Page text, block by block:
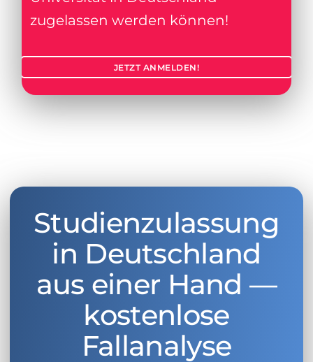
zugelassen werden können!
JETZT ANMELDEN!
Studienzulassung
in Deutschland
aus einer Hand —
kostenlose
Fallanalyse